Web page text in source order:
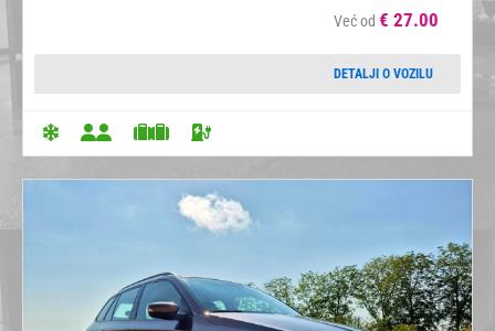
Već od € 27.00
DETALJI O VOZILU